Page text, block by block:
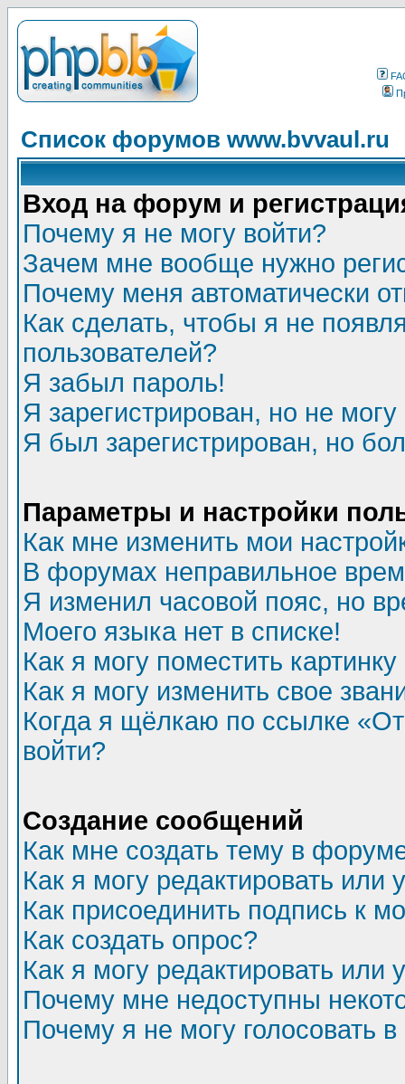
Список форумов www.bvvaul.ru
Вход на форум и
Почему я не могу войти?
Зачем мне вообще нужно
Почему меня автоматически
Как сделать, чтобы я не
пользователей?
Я забыл пароль!
Я зарегистрирован, но не могу
Я был зарегистрирован, но
Параметры и настройки
Как мне изменить мои
В форумах неправильное
Я изменил часовой пояс, но
Моего языка нет в списке!
Как я могу поместить
Как я могу изменить свое
Когда я щёлкаю по ссылке
войти?
Создание сообщений
Как мне создать тему в
Как я могу редактировать или
Как присоединить подпись к
Как создать опрос?
Как я могу редактировать или
Почему мне недоступны
Почему я не могу голосовать